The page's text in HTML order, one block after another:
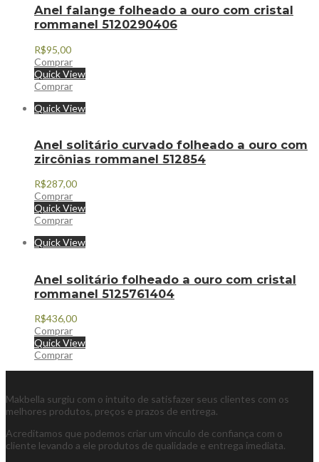
Anel falange folheado a ouro com cristal
rommanel 5120290406
R$95,00
Comprar
Quick View
Comprar
Quick View
Anel solitário curvado folheado a ouro com
zircônias rommanel 512854
R$287,00
Comprar
Quick View
Comprar
Quick View
Anel solitário folheado a ouro com cristal
rommanel 5125761404
R$436,00
Comprar
Quick View
Comprar
Makbella surgiu com o intuito de satisfazer seus clientes com os
melhores produtos, preços e prazos de entrega.
Acreditamos que podemos criar um vínculo de confiança com o
cliente levando a ele produtos de qualidade e entrega imediata.